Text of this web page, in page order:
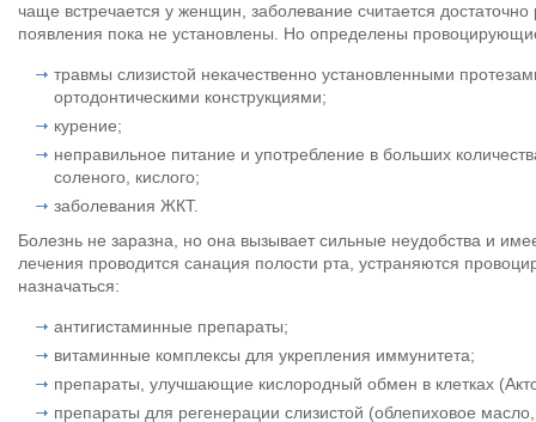
чаще встречается у женщин, заболевание считается
появления пока не установлены. Но определены
травмы слизистой некачественно установленными
ортодонтическими конструкциями;
курение;
неправильное питание и употребление в больших
соленого, кислого;
заболевания ЖКТ.
Болезнь не заразна, но она вызывает сильные неудобства и
лечения проводится санация полости рта, устраняются
назначаться:
антигистаминные препараты;
витаминные комплексы для укрепления иммунитета;
препараты, улучшающие кислородный обмен в клетках
препараты для регенерации слизистой (облепиховое